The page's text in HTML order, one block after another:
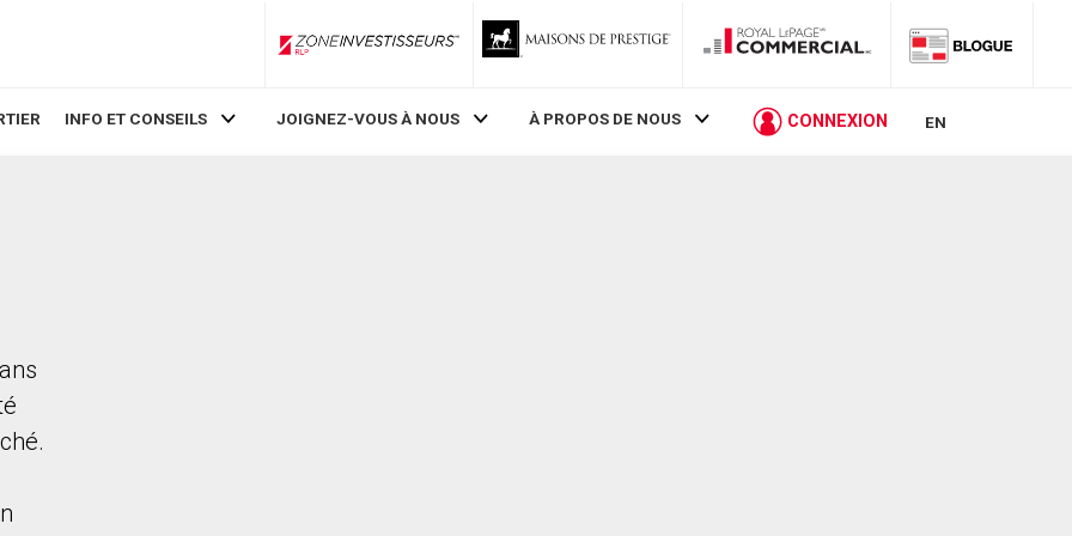
ZoneInvestisseurs RLP
INFO ET CONSEILS JOIGNEZ-VOUS À NOUS À PROPOS DE NOUS CONNEXION EN